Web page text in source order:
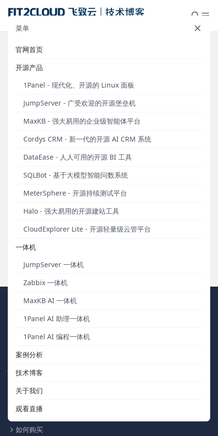
菜单
官网首页
开源产品
1Panel - 现代化、开源的 Linux 面板
JumpServer - 广受欢迎的开源堡垒机
MaxKB - 强大易用的企业级智能体平台
Cordys CRM - 新一代的开源 AI CRM 系统
DataEase - 人人可用的开源 BI 工具
SQLBot - 基于大模型智能问数系统
MeterSphere - 开源持续测试平台
Halo - 强大易用的开源建站工具
CloudExplorer Lite - 开源轻量级云管平台
一体机
JumpServer 一体机
Zabbix 一体机
MaxKB AI 一体机
1Panel AI 助理一体机
1Panel AI 编程一体机
案例分析
技术博客
关于我们
观看直播
标签：AWS认证
FIT2CLOUD成为获得50项AWS认证的中国企业
2017年9月9日，FIT2CLOUD(飞致云)得到亚马逊AWS官方确认，
FIT2CLOUD也是中国大陆第一家获颁“50 AWS认证勋章”的企
FIT2CLOUD 飞致云
我们秉持“软件用起来才有价值，才有改进的机会”的核心价值观，向
快速浏览
关于我们
开源社区
如何购买